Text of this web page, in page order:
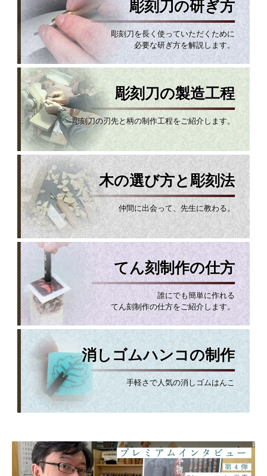
彫刻刀の研ぎ方
彫刻刀を長く使っていただくために
必要な研ぎ方を解説します。
彫刻刀の製造工程
彫刻刀の刃先と柄の制作工程をご紹介します。
木の選び方と彫刻法
仲間に出会って、先生に教わる。
てん刻制作の仕方
誰にでも簡単に作れる
てん刻制作の仕方をご紹介します。
消しゴムハンコの制作
手軽さで人気の消しゴムはんこ